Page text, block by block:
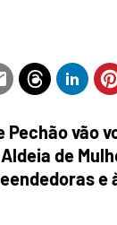
Pechão vão
de
e